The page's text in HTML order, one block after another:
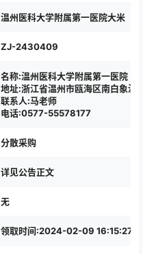
温州医科大学附属第一医院大米
ZJ-2430409
名称:温州医科大学附属第一医院
地址:浙江省温州市瓯海区南白象温
联系人:马老师
电话:0577-55578177
分散采购
详见公告正文
无
领取时间:2024-02-09 16:15:27,